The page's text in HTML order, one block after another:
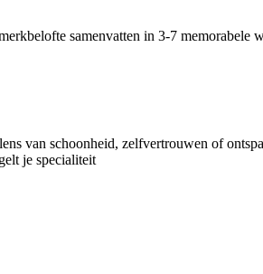
samenvatten in 3-7 memorabele
van schoonheid, zelfvertrouwen of
je specialiteit